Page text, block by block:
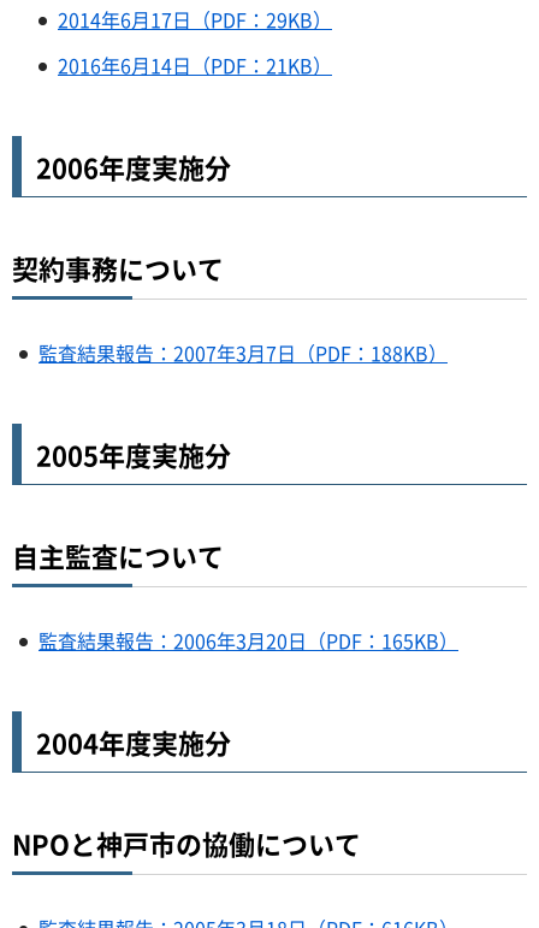
2014年6月17日（PDF：29KB）
2016年6月14日（PDF：21KB）
2006年度実施分
契約事務について
監査結果報告：2007年3月7日（PDF：188KB）
2005年度実施分
自主監査について
監査結果報告：2006年3月20日（PDF：165KB）
2004年度実施分
NPOと神戸市の協働について